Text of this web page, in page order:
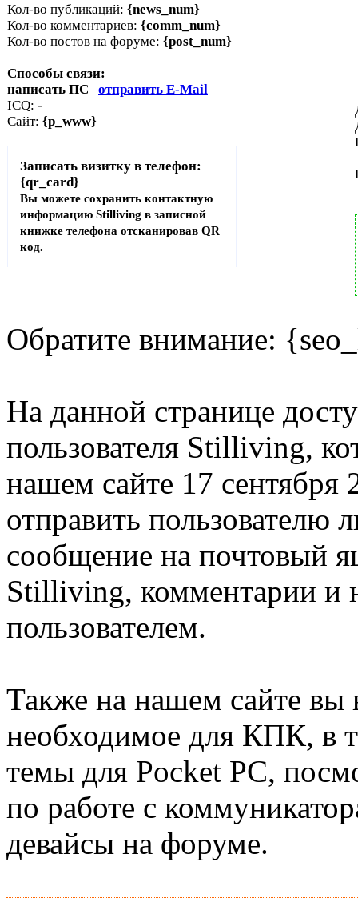
Кол-во публикаций: {news_num}
Кол-во комментариев: {comm_num}
Кол-во постов на форуме: {post_num}
Способы связи:
написать ПС отправить E-Mail
ICQ: -
Сайт: {p_www}
Записать визитку в телефон:
{qr_card}
Вы можете сохранить контактную
информацию Stilliving в записной
книжке телефона отсканировав QR
код.
Обратите внимание:
На данной странице
пользователя Stilliving,
нашем сайте 17
отправить пользователю
сообщение на почтовый
Stilliving, комментарии и
пользователем.
Также на нашем сайте вы
необходимое для КПК, в
темы для Pocket PC,
по работе с
девайсы на форуме.